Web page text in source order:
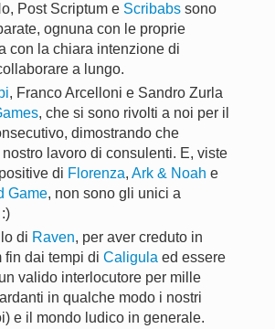
Post Scriptum e Scribabssono
ognuna con le proprie
con la chiara intenzione di
a lungo.
, Franco Arcelloni e Sandro Zurla
, che si sono rivolti a noi per il
dimostrando che
lavoro di consulenti. E, viste
di Florenza, Ark & Noah e
Game, non sono gli unici a
di Raven, per aver creduto in
fin dai tempi di Caligula ed essere
valido interlocutore per mille
in qualche modo i nostri
e il mondo ludico in generale.